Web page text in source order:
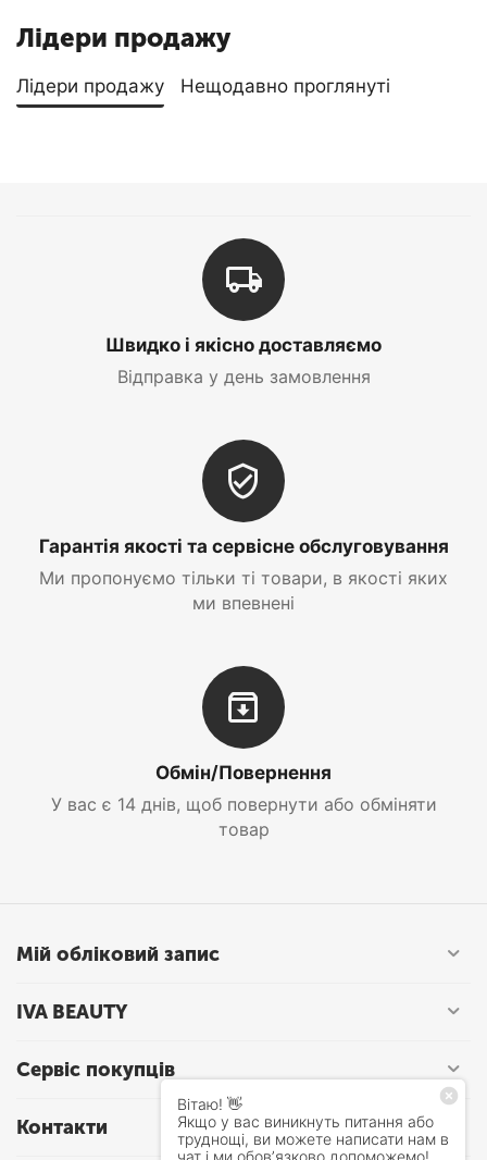
Лідери продажу
Лідери продажу Нещодавно проглянуті
Швидко і якісно доставляємо
Відправка у день замовлення
Гарантія якості та сервісне обслуговування
Ми пропонуємо тільки ті товари, в якості яких
ми впевнені
Обмін/Повернення
У вас є 14 днів, щоб повернути або обміняти
товар
Мій обліковий запис
IVA BEAUTY
Сервіс покупців
Контакти